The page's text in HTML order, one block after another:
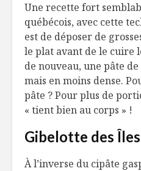
Une recette fort
québécois, avec cette
est de déposer de
le plat avant de le cuire
de nouveau, une pâte
mais en moins dense.
pâte ? Pour plus de
« tient bien au corps » !
Gibelotte des
À l’inverse du cipâte